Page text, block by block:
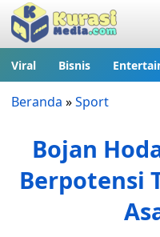
Viral Bisnis
Beranda »Sport
Bojan
Berpotensi